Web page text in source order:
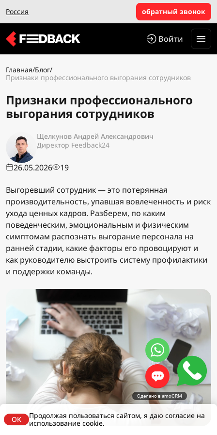
Россия обратный звонок
Войти
Главная/Блог/
Признаки профессионального выгорания сотрудников
Признаки профессионального
выгорания сотрудников
Щелкунов Андрей Александрович
Директор Feedback24
26.05.2026 19
Выгоревший сотрудник — это потерянная
производительность, упавшая вовлеченность и риск
ухода ценных кадров. Разберем, по каким
поведенческим, эмоциональным и физическим
симптомам распознать выгорание персонала на
ранней стадии, какие факторы его провоцируют и
как руководителю выстроить систему профилактики
и поддержки команды.
OK
Продолжая пользоваться сайтом, я даю согласие на
использование cookie.
Сделано в amoCRM